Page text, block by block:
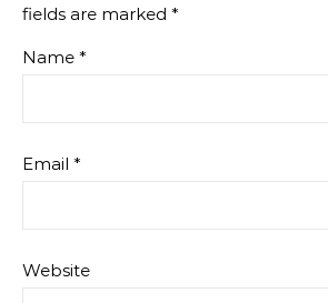
fields are marked *
Name *
Email *
Website